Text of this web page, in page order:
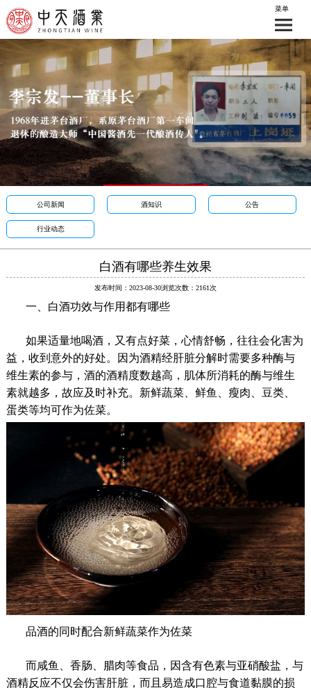
菜单
公司新闻 酒知识 公告
行业动态
白酒有哪些养生效果
发布时间：2023-08-30浏览次数：2161次
一、白酒功效与作用都有哪些
如果适量地喝酒，又有点好菜，心情舒畅，往往会化害为
益，收到意外的好处。因为酒精经肝脏分解时需要多种酶与
维生素的参与，酒的酒精度数越高，肌体所消耗的酶与维生
素就越多，故应及时补充。新鲜蔬菜、鲜鱼、瘦肉、豆类、
蛋类等均可作为佐菜。
品酒的同时配合新鲜蔬菜作为佐菜
而咸鱼、香肠、腊肉等食品，因含有色素与亚硝酸盐，与
酒精反应不仅会伤害肝脏，而且易造成口腔与食道黏膜的损